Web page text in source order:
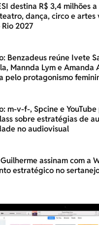
destina R$ 3,4 milhões
dança, circo e artes
Rio 2027
Benzadeus reúne Ivete
Mannda Lym e Amanda
pelo protagonismo
m-v-f-, Spcine e
sobre estratégias de
no audiovisual
assinam com a
estratégico no